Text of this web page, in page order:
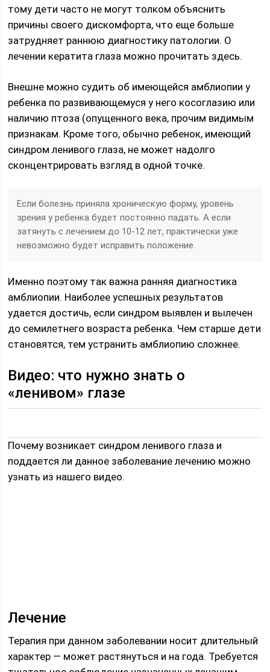
тому дети часто не могут толком объяснить
причины своего дискомфорта, что еще больше
затрудняет раннюю диагностику патологии. О
лечении кератита глаза можно прочитать здесь.
Внешне можно судить об имеющейся амблиопии у
ребенка по развивающемуся у него косоглазию или
наличию птоза (опущенного века, прочим видимым
признакам. Кроме того, обычно ребенок, имеющий
синдром ленивого глаза, не может надолго
сконцентрировать взгляд в одной точке.
Если болезнь приняла хроническую форму, уровень
зрения у ребенка будет постоянно падать. А если
затянуть с лечением до 10-12 лет, практически уже
невозможно будет исправить положение.
Именно поэтому так важна ранняя диагностика
амблиопии. Наиболее успешных результатов
удается достичь, если синдром выявлен и вылечен
до семилетнего возраста ребенка. Чем старше дети
становятся, тем устранить амблиопию сложнее.
Видео: что нужно знать о
«ленивом» глазе
Почему возникает синдром ленивого глаза и
поддается ли данное заболевание лечению можно
узнать из нашего видео.
Лечение
Терапия при данном заболевании носит длительный
характер — может растянуться и на года. Требуется